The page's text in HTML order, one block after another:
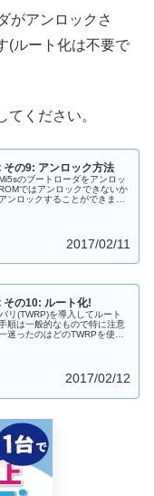
がアンロックさ
(ルート化は不要で
ください。
の9: アンロック方法
のブートローダをアンロッ
ではアンロックできないか
ンロックすることができまし
2017/02/11
の10: ルート化!
リ(TWRP)を導入してルート
順は一般的なもので特に注意
迷ったのはどのTWRPを使う
2017/02/12